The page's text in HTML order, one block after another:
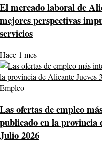
El mercado laboral de
mejores perspectivas
servicios
Hace 1 mes
Empleo
Las ofertas de empleo
publicado en la provincia
Julio 2026